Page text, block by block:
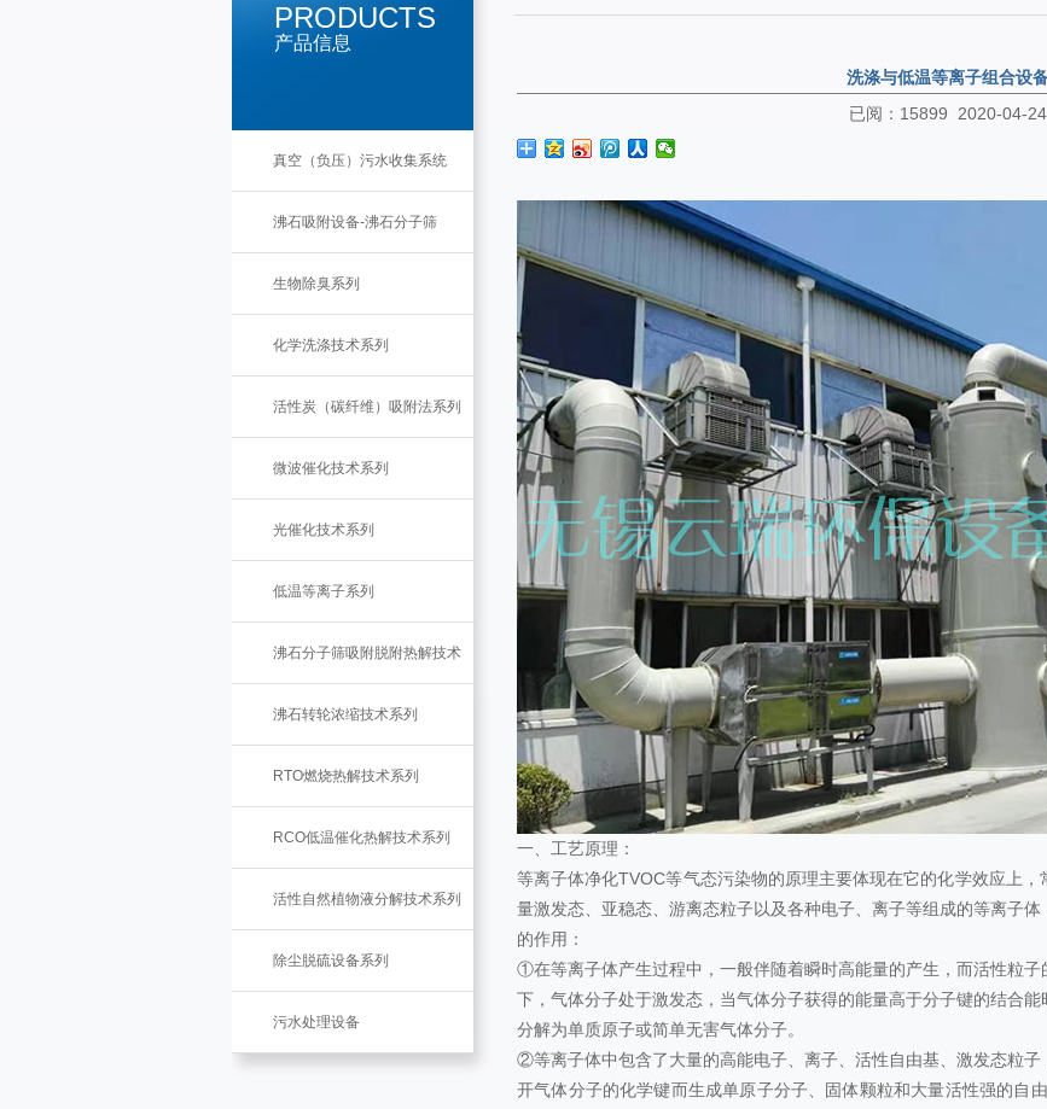
PRODUCTS
产品信息
真空（负压）污水收集系统
沸石吸附设备-沸石分子筛
生物除臭系列
化学洗涤技术系列
活性炭（碳纤维）吸附法系列
微波催化技术系列
光催化技术系列
低温等离子系列
沸石分子筛吸附脱附热解技术
沸石转轮浓缩技术系列
RTO燃烧热解技术系列
RCO低温催化热解技术系列
活性自然植物液分解技术系列
除尘脱硫设备系列
污水处理设备
洗涤与低温等离子组合设
已阅：15899 2020-04-24
一、工艺原理：
等离子体净化TVOC等气态污染物的原理主要体现在它的化学效应上
量激发态、亚稳态、游离态粒子以及各种电子、离子等组成的等离子
的作用：
①在等离子体产生过程中，一般伴随着瞬时高能量的产生，而活性粒
下，气体分子处于激发态，当气体分子获得的能量高于分子键的结合
分解为单质原子或简单无害气体分子。
②等离子体中包含了大量的高能电子、离子、活性自由基、激发态粒
开气体分子的化学键而生成单原子分子、固体颗粒和大量活性强的自